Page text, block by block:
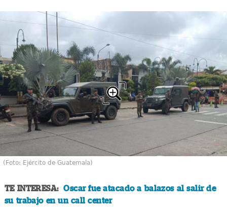
(Foto: Ejército de Guatemala)
TE INTERESA:Oscar fue atacado a balazos al salir de
su trabajo en un call center